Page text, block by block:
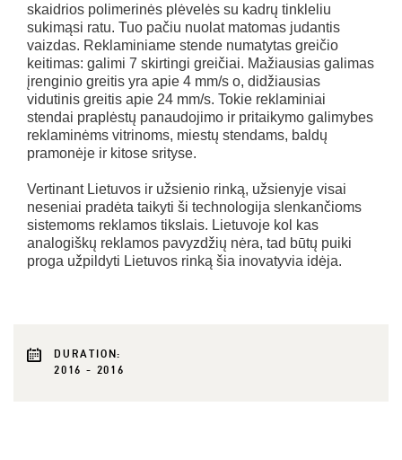
skaidrios polimerinės plėvelės su kadrų tinkleliu
sukimąsi ratu. Tuo pačiu nuolat matomas judantis
vaizdas. Reklaminiame stende numatytas greičio
keitimas: galimi 7 skirtingi greičiai. Mažiausias galimas
įrenginio greitis yra apie 4 mm/s o, didžiausias
vidutinis greitis apie 24 mm/s. Tokie reklaminiai
stendai praplėstų panaudojimo ir pritaikymo galimybes
reklaminėms vitrinoms, miestų stendams, baldų
pramonėje ir kitose srityse.
Vertinant Lietuvos ir užsienio rinką, užsienyje visai
neseniai pradėta taikyti ši technologija slenkančioms
sistemoms reklamos tikslais. Lietuvoje kol kas
analogiškų reklamos pavyzdžių nėra, tad būtų puiki
proga užpildyti Lietuvos rinką šia inovatyvia idėja.
DURATION:
2016 - 2016